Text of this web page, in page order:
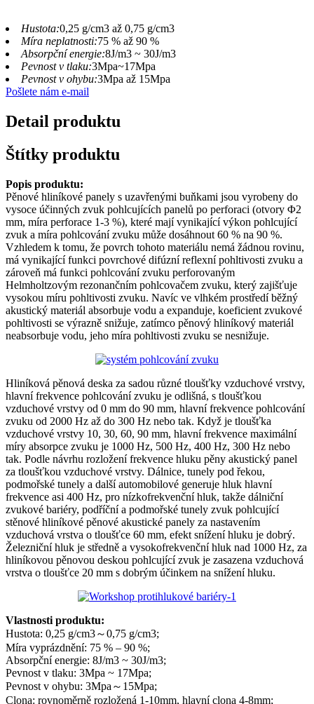
Hustota:0,25 g/cm3 až 0,75 g/cm3
Míra neplatnosti:75 % až 90 %
Absorpční energie:8J/m3 ~ 30J/m3
Pevnost v tlaku:3Mpa~17Mpa
Pevnost v ohybu:3Mpa až 15Mpa
Pošlete nám e-mail
Detail produktu
Štítky produktu
Popis produktu:
Pěnové hliníkové panely s uzavřenými buňkami jsou vyrobeny do
vysoce účinných zvuk pohlcujících panelů po perforaci (otvory Φ2
mm, míra perforace 1-3 %), které mají vynikající výkon pohlcující
zvuk a míra pohlcování zvuku může dosáhnout 60 % na 90 %.
Vzhledem k tomu, že povrch tohoto materiálu nemá žádnou rovinu,
má vynikající funkci povrchové difúzní reflexní pohltivosti zvuku a
zároveň má funkci pohlcování zvuku perforovaným
Helmholtzovým rezonančním pohlcovačem zvuku, který zajišťuje
vysokou míru pohltivosti zvuku. Navíc ve vlhkém prostředí běžný
akustický materiál absorbuje vodu a expanduje, koeficient zvukové
pohltivosti se výrazně snižuje, zatímco pěnový hliníkový materiál
neabsorbuje vodu, jeho míra pohltivosti zvuku se nesnižuje.
Hliníková pěnová deska za sadou různé tloušťky vzduchové vrstvy,
hlavní frekvence pohlcování zvuku je odlišná, s tloušťkou
vzduchové vrstvy od 0 mm do 90 mm, hlavní frekvence pohlcování
zvuku od 2000 Hz až do 300 Hz nebo tak. Když je tloušťka
vzduchové vrstvy 10, 30, 60, 90 mm, hlavní frekvence maximální
míry absorpce zvuku je 1000 Hz, 500 Hz, 400 Hz, 300 Hz nebo
tak. Podle návrhu rozložení frekvence hluku pěny akustický panel
za tloušťkou vzduchové vrstvy. Dálnice, tunely pod řekou,
podmořské tunely a další automobilové generuje hluk hlavní
frekvence asi 400 Hz, pro nízkofrekvenční hluk, takže dálniční
zvukové bariéry, podříční a podmořské tunely zvuk pohlcující
stěnové hliníkové pěnové akustické panely za nastavením
vzduchová vrstva o tloušťce 60 mm, efekt snížení hluku je dobrý.
Železniční hluk je středně a vysokofrekvenční hluk nad 1000 Hz, za
hliníkovou pěnovou deskou pohlcující zvuk je zasazena vzduchová
vrstva o tloušťce 20 mm s dobrým účinkem na snížení hluku.
Vlastnosti produktu:
Hustota: 0,25 g/cm3～0,75 g/cm3;
Míra vyprázdnění: 75 % – 90 %;
Absorpční energie: 8J/m3 ~ 30J/m3;
Pevnost v tlaku: 3Mpa ~ 17Mpa;
Pevnost v ohybu: 3Mpa～15Mpa;
Clona: rovnoměrně rozložená 1-10mm, hlavní clona 4-8mm;